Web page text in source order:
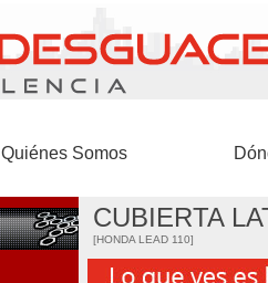
Quiénes Somos
CUBIERTA
[HONDA LEAD 110]